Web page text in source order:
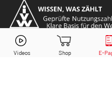
Bayer Aktie jetzt handeln?